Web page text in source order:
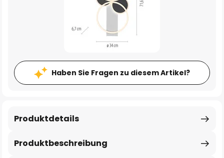
Haben Sie Fragen zu diesem Artikel?
Produktbeschreibung
Produktdetails